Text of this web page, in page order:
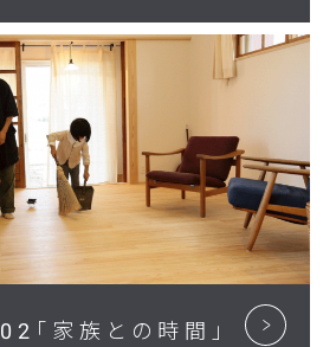
「家族との時間」